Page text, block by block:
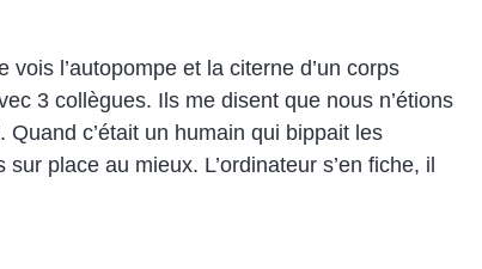
l’autopompe et la citerne d’un corps
3 collègues. Ils me disent que nous n’étions
c’était un humain qui bippait les
place au mieux. L’ordinateur s’en fiche, il